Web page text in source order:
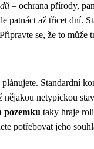
– ochrana přírody,
patnáct až třicet dní.
se, že to může
Standardní
nějakou netypickou
pozemku taky hraje
potřebovat jeho